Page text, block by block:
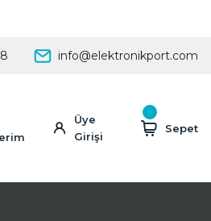
info@elektronikport.com
Üye
Girişi
Sepet